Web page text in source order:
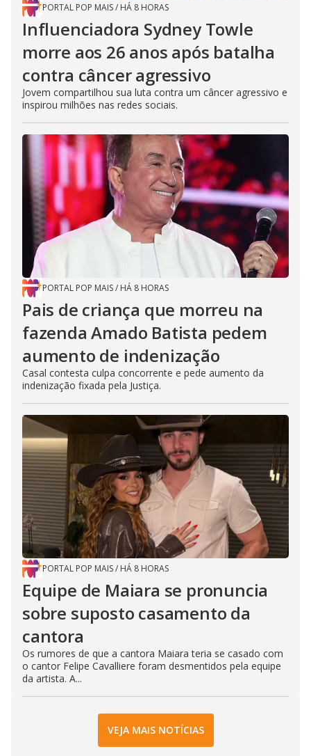
PORTAL POP MAIS/ HÁ 8 HORAS
Influenciadora Sydney Towle
morre aos 26 anos após batalha
contra câncer agressivo
Jovem compartilhou sua luta contra um câncer agressivo e
inspirou milhões nas redes sociais.
PORTAL POP MAIS/ HÁ 8 HORAS
Pais de criança que morreu na
fazenda Amado Batista pedem
aumento de indenização
Casal contesta culpa concorrente e pede aumento da
indenização fixada pela Justiça.
PORTAL POP MAIS/ HÁ 8 HORAS
Equipe de Maiara se pronuncia
sobre suposto casamento da
cantora
Os rumores de que a cantora Maiara teria se casado com
o cantor Felipe Cavalliere foram desmentidos pela equipe
da artista. A...
VEJA MAIS NOTÍCIAS